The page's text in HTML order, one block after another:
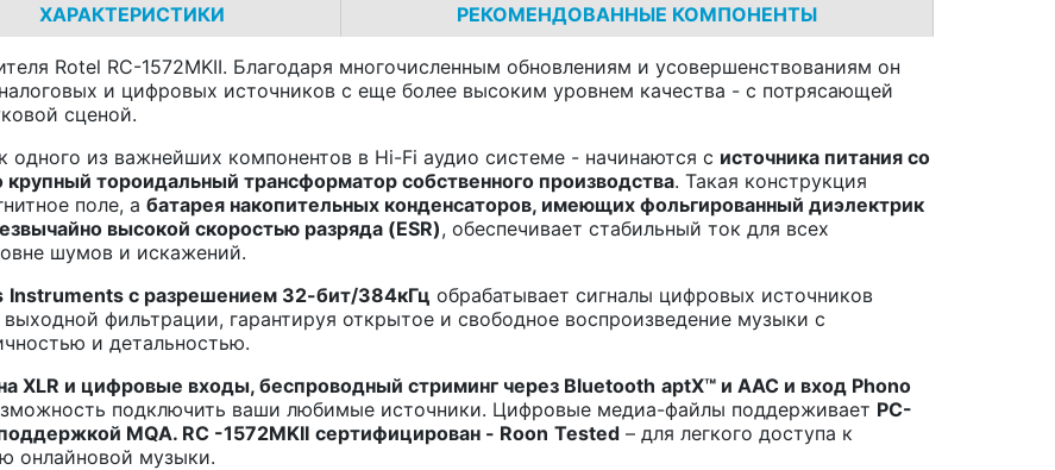
ХАРАКТЕРИСТИКИ РЕКОМЕНДОВАННЫЕ КОМПОНЕНТЫ
Rotel RC-1572MKII. Благодаря многочисленным обновлениям и усовершенствованиям он
и цифровых источников с еще более высоким уровнем качества - с потрясающей
сценой.
одного из важнейших компонентов в Hi-Fi аудио системе - начинаются с источника питания со
тороидальный трансформатор собственного производства. Такая конструкция
поле, а батарея накопительных конденсаторов, имеющих фольгированный диэлектрик
высокой скоростью разряда (ESR), обеспечивает стабильный ток для всех
шумов и искажений.
Instruments с разрешением 32-бит/384кГц обрабатывает сигналы цифровых источников
фильтрации, гарантируя открытое и свободное воспроизведение музыки с
и детальностью.
XLR и цифровые входы, беспроводный стриминг через Bluetooth aptX™ и AAC и вход Phono
подключить ваши любимые источники. Цифровые медиа-файлы поддерживает PC-
MQA. RC -1572MKII сертифицирован - Roon Tested – для легкого доступа к
онлайновой музыки.